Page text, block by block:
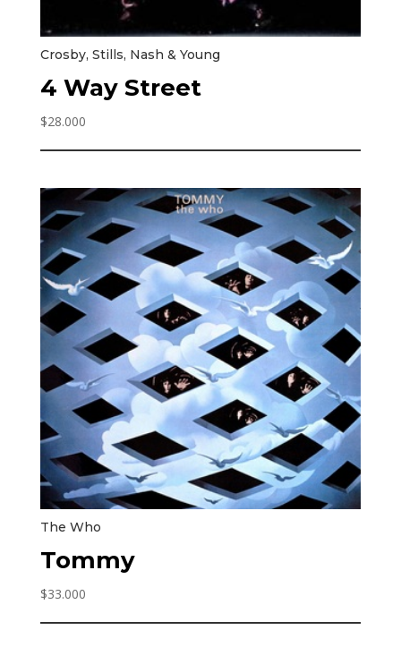
Crosby, Stills, Nash & Young
4 Way Street
$28.000
The Who
Tommy
$33.000